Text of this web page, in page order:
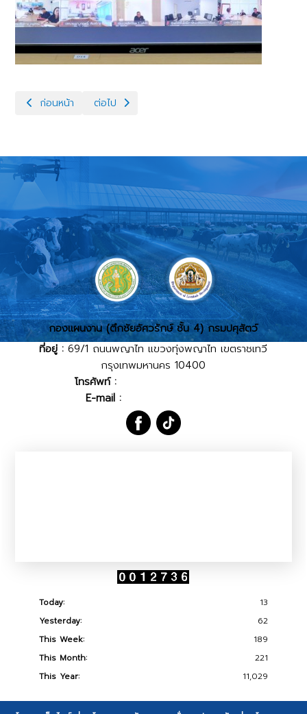
เนื้อหาก่อนหน้า: ผู้อำนวยการกองแผนงานไหว้สักการะสิ่งศักดิ์สิทธิ์ปร
ก่อนหน้า เนื้อหาถัดไป: การจัดประชุมมอบนโยบายการดำเนิ
ต่อไป
กองแผนงาน (ตึกชัยอัศวรักษ์ ชั้น 4) กรมปศุสัตว์
ที่อยู่ : 69/1 ถนนพญาไท แขวงทุ่งพญาไท เขตราชเทวี
กรุงเทพมหานคร 10400
โทรศัพท์ :
E-mail :
Today:
13
Yesterday:
62
This Week:
189
This Month:
221
This Year:
11,029